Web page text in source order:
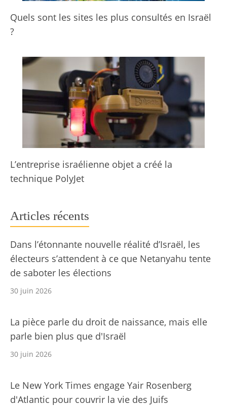
Quels sont les sites les plus consultés en Israël
?
L’entreprise israélienne objet a créé la
technique PolyJet
Articles récents
Dans l’étonnante nouvelle réalité d’Israël, les
électeurs s’attendent à ce que Netanyahu tente
de saboter les élections
30 juin 2026
La pièce parle du droit de naissance, mais elle
parle bien plus que d'Israël
30 juin 2026
Le New York Times engage Yair Rosenberg
d'Atlantic pour couvrir la vie des Juifs